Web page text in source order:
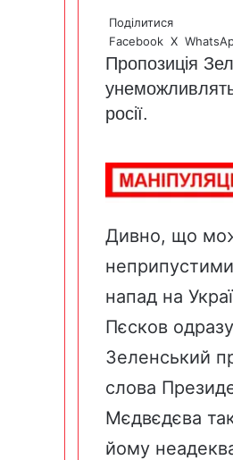
Поділитися
Facebook X
Пропозиція
росії.
Дивно, що
напад на
Пєсков
Зеленський
слова
Мєдвєдєва
йому